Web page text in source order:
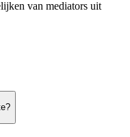
van mediators uit